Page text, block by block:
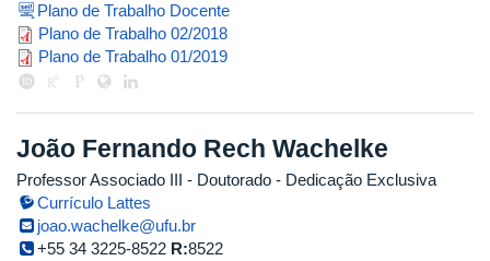
Plano de Trabalho Docente
jeanny_2018_2.pdf
Plano de Trabalho 02/2018
jeanny_2019_1_corrigido.pdf
Plano de Trabalho 01/2019
João Fernando Rech Wachelke
Professor Associado III - Doutorado - Dedicação Exclusiva
Currículo Lattes
joao.wachelke@ufu.br
+55 34 3225-8522 R:8522